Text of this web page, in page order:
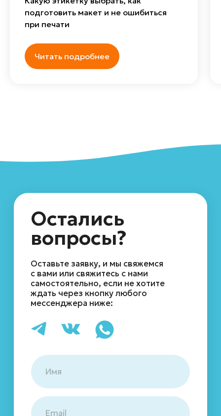
подготовить макет и не ошибиться
при печати
Читать подробнее